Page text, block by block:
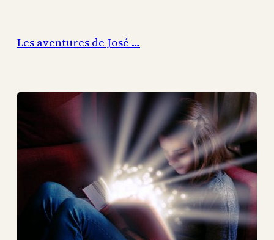
contenu
Les aventures de José …